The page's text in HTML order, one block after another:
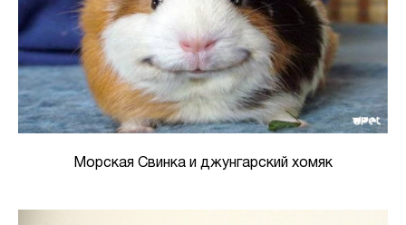
Морская Свинка и джунгарский хомяк